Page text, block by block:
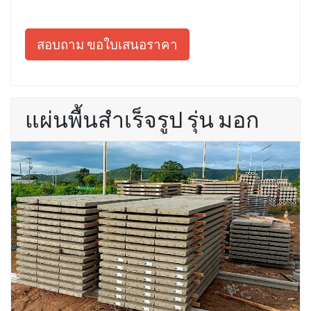
สอบถาม ขอใบเสนอราคา
แผ่นพื้นสำเร็จรูป รุ่น มอก